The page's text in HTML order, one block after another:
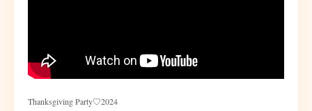
Thanksgiving Party♡2024